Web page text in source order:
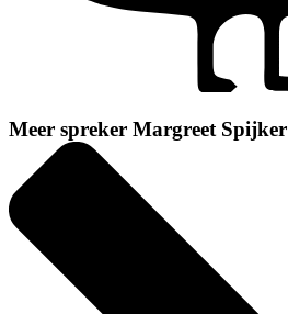
Meer spreker Margreet Spijker